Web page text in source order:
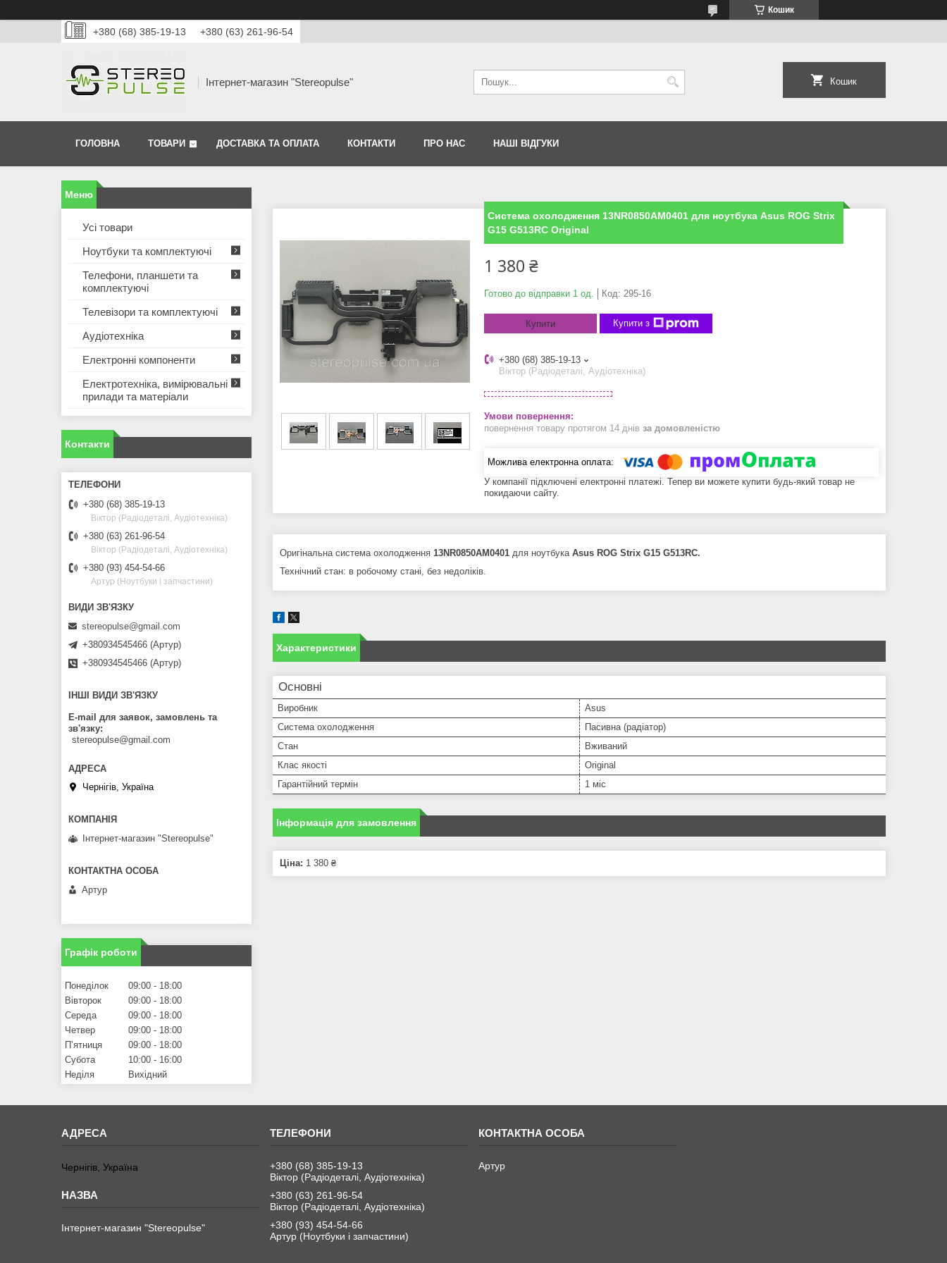
Кошик
+380 (68) 385-19-13 +380 (63) 261-96-54
Інтернет-магазин "Stereopulse" Кошик
ГОЛОВНА ТОВАРИ ДОСТАВКА ТА ОПЛАТА КОНТАКТИ ПРО НАС НАШІ ВІДГУКИ
Система охолодження 13NR0850AM0401 для ноутбука Asus ROG Strix
G15 G513RC Original
1 380 ₴
Готово до відправки 1 од. Код: 295-16
Купити Купити з
+380 (68) 385-19-13
Віктор (Радіодеталі, Аудіотехніка)
повернення товару протягом 14 днів за домовленістю
У компанії підключені електронні платежі. Тепер ви можете купити будь-який товар не
покидаючи сайту.
Оригінальна система охолодження 13NR0850AM0401 для ноутбука Asus ROG Strix G15 G513RC.
Технічний стан: в робочому стані, без недоліків.
Характеристики
Основні
Виробник
Asus
Система охолодження
Пасивна (радіатор)
Стан
Вживаний
Клас якості
Original
Гарантійний термін
1 міс
Інформація для замовлення
Ціна: 1 380 ₴
Усі товари
Ноутбуки та комплектуючі
Телефони, планшети та
комплектуючі
Телевізори та комплектуючі
Аудіотехніка
Електронні компоненти
Електротехніка, вимірювальні
прилади та матеріали
Контакти
+380 (68) 385-19-13
Віктор (Радіодеталі, Аудіотехніка)
+380 (63) 261-96-54
Віктор (Радіодеталі, Аудіотехніка)
+380 (93) 454-54-66
Артур (Ноутбуки і запчастини)
stereopulse@gmail.com
+380934545466 (Артур)
+380934545466 (Артур)
ІНШІ ВИДИ ЗВ'ЯЗКУ
E-mail для заявок, замовлень та
зв'язку
stereopulse@gmail.com
Чернігів, Україна
Інтернет-магазин "Stereopulse"
Артур
Графік роботи
Понеділок 09:00
18:00
Вівторок
09:00
18:00
Середа
09:00
18:00
Четвер
09:00
18:00
Пʼятниця
09:00
18:00
Субота
10:00
16:00
Неділя
Вихідний
Чернігів, Україна
Інтернет-магазин "Stereopulse"
+380 (68) 385-19-13
Віктор (Радіодеталі, Аудіотехніка)
+380 (63) 261-96-54
Віктор (Радіодеталі, Аудіотехніка)
+380 (93) 454-54-66
Артур (Ноутбуки і запчастини)
Артур